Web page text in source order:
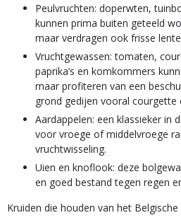
Peulvruchten: doperwten,
kunnen prima buiten geteeld
maar verdragen ook frisse
Vruchtgewassen: tomaten,
paprika’s en komkommers
maar profiteren van een
grond gedijen vooral courgette
Aardappelen: een klassieker in
voor vroege of middelvroege
vruchtwisseling.
Uien en knoflook: deze
en goed bestand tegen regen
Kruiden die houden van het Belgische